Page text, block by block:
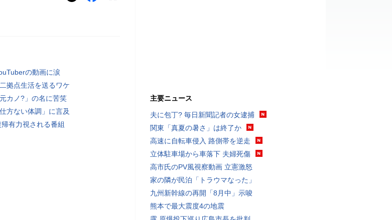
の動画に涙
拠点生活を送るワケ
カノ?」の名に苦笑
方ない体調」に言及
有力視される番組
主要ニュース
夫に包丁? 毎日新聞記者の女逮捕
関東「真夏の暑さ」は終了か
高速に自転車侵入 路側帯を逆走
立体駐車場から車落下 夫婦死傷
高市氏のPV風視察動画 立憲激怒
家の隣が民泊「トラウマなった」
九州新幹線の再開「8月中」示唆
熊本で最大震度4の地震